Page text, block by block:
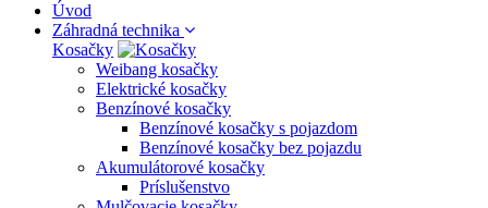
Úvod
Záhradná technika
Kosačky
Weibang kosačky
Elektrické kosačky
Benzínové kosačky
Benzínové kosačky s pojazdom
Benzínové kosačky bez pojazdu
Akumulátorové kosačky
Príslušenstvo